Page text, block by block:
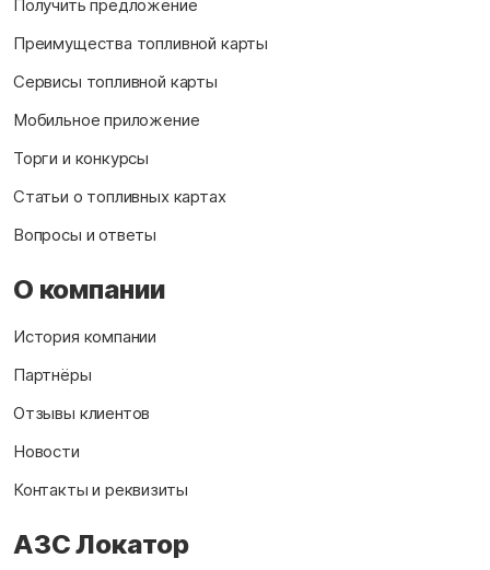
Получить предложение
Преимущества топливной карты
Сервисы топливной карты
Мобильное приложение
Торги и конкурсы
Статьи о топливных картах
Вопросы и ответы
О компании
История компании
Партнёры
Отзывы клиентов
Новости
Контакты и реквизиты
АЗС Локатор